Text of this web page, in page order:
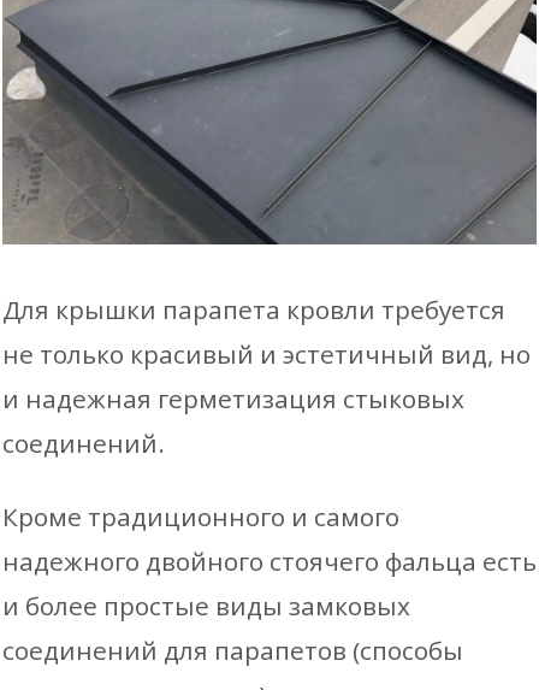
Для крышки парапета кровли требуется
не только красивый и эстетичный вид, но
и надежная герметизация стыковых
соединений.
Кроме традиционного и самого
надежного двойного стоячего фальца есть
и более простые виды замковых
соединений для парапетов (способы